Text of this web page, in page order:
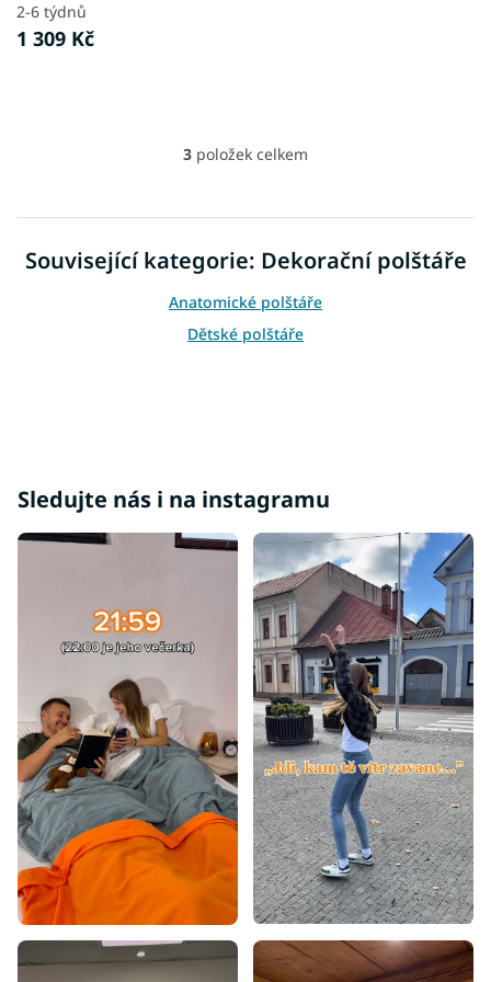
2-6 týdnů
1 309 Kč
O
á
a
í
p
r
i
s
u
3 položek celkem
Související kategorie: Dekorační polštáře
Anatomické polštáře
Dětské polštáře
Sledujte nás i na instagramu